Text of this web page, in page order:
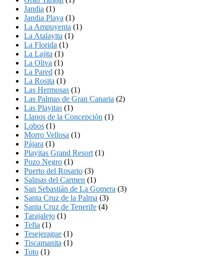
Jandia (1)
Jandia Playa (1)
La Ampuyenta (1)
La Atalayita (1)
La Florida (1)
La Lajita (1)
La Oliva (1)
La Pared (1)
La Rosita (1)
Las Hermosas (1)
Las Palmas de Gran Canaria (2)
Las Playitas (1)
Llanos de la Concepción (1)
Lobos (1)
Morro Vellosa (1)
Pájara (1)
Playitas Grand Resort (1)
Pozo Negro (1)
Puerto del Rosario (3)
Salinas del Carmen (1)
San Sebastián de La Gomera (3)
Santa Cruz de la Palma (3)
Santa Cruz de Tenerife (4)
Tarajalejo (1)
Tefia (1)
Tesejerague (1)
Tiscamanita (1)
Toto (1)